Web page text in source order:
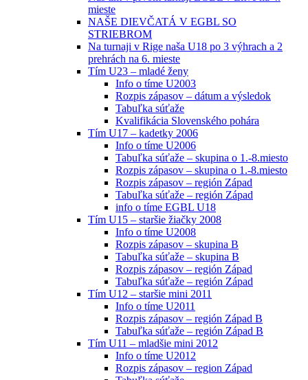
mieste
NAŠE DIEVČATÁ V EGBL SO
STRIEBROM
Na turnaji v Rige naša U18 po 3 výhrach a 2
prehrách na 6. mieste
Tím U23 – mladé ženy
Info o tíme U2003
Rozpis zápasov – dátum a výsledok
Tabuľka súťaže
Kvalifikácia Slovenského pohára
Tím U17 – kadetky 2006
Info o tíme U2006
Tabuľka súťaže – skupina o 1.-8.miesto
Rozpis zápasov – skupina o 1.-8.miesto
Rozpis zápasov – región Západ
Tabuľka súťaže – región Západ
info o tíme EGBL U18
Tím U15 – staršie žiačky 2008
Info o tíme U2008
Rozpis zápasov – skupina B
Tabuľka súťaže – skupina B
Rozpis zápasov – región Západ
Tabuľka súťaže – región Západ
Tím U12 – staršie mini 2011
Info o tíme U2011
Rozpis zápasov – región Západ B
Tabuľka súťaže – región Západ B
Tím U11 – mladšie mini 2012
Info o tíme U2012
Rozpis zápasov – region Západ